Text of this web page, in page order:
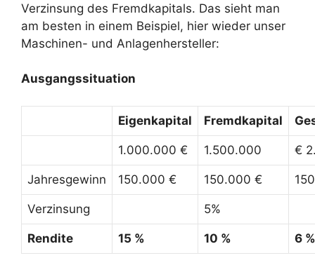
Verzinsung des Fremdkapitals. Das sieht man
am besten in einem Beispiel, hier wieder unser
Maschinen- und Anlagenhersteller:
Ausgangssituation
Eigenkapital Fremdkapital
1.000.000 € 1.500.000 €
Jahresgewinn 150.000 € 150.000 €
Verzinsung 5%
Rendite 15 % 10 % 6 %